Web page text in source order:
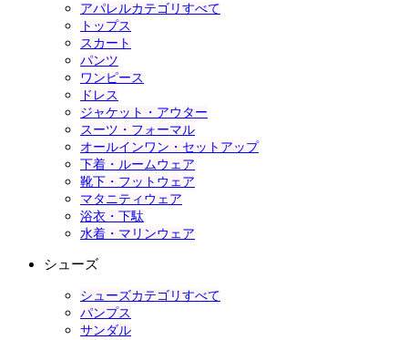
アパレルカテゴリすべて
トップス
スカート
パンツ
ワンピース
ドレス
ジャケット・アウター
スーツ・フォーマル
オールインワン・セットアップ
下着・ルームウェア
靴下・フットウェア
マタニティウェア
浴衣・下駄
水着・マリンウェア
シューズ
シューズカテゴリすべて
パンプス
サンダル